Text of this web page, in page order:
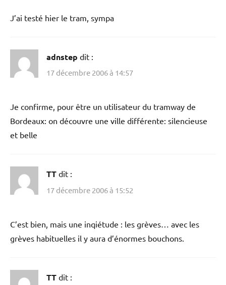
J’ai testé hier le tram, sympa
adnstep dit :
17 décembre 2006 à 14:57
Je confirme, pour être un utilisateur du tramway de
Bordeaux: on découvre une ville différente: silencieuse
et belle
TT dit :
17 décembre 2006 à 15:52
C’est bien, mais une inqiétude : les grèves… avec les
grèves habituelles il y aura d’énormes bouchons.
TT dit :